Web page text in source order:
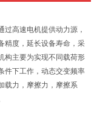
高速电机提供动力源，
精度，延长设备寿命，采
构主要为实现不同载荷形
件下工作，动态交变频率
载力，摩擦力，摩擦系